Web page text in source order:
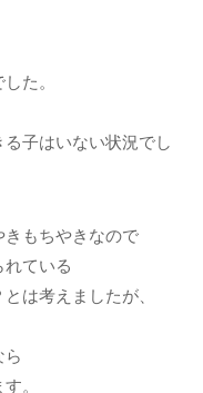
た。
子はいない状況でし
もちやきなので
れている
は考えましたが、
ら
。